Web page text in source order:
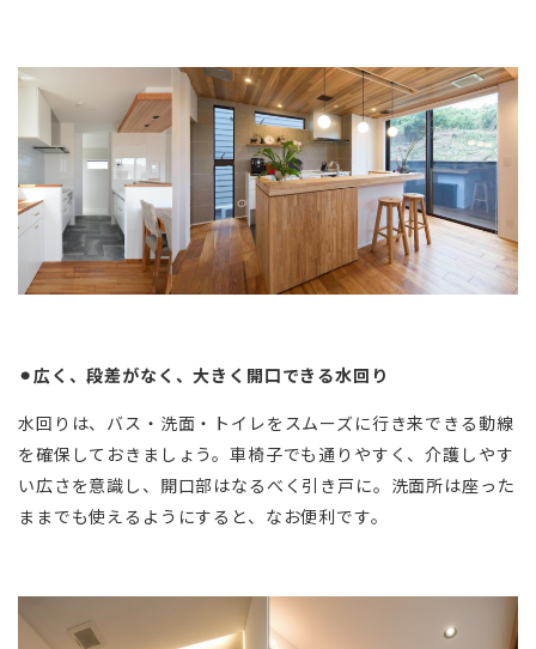
⚫︎広く、段差がなく、大きく開口できる水回り
水回りは、バス・洗面・トイレをスムーズに行き来できる動線
を確保しておきましょう。車椅子でも通りやすく、介護しやす
い広さを意識し、開口部はなるべく引き戸に。洗面所は座った
ままでも使えるようにすると、なお便利です。